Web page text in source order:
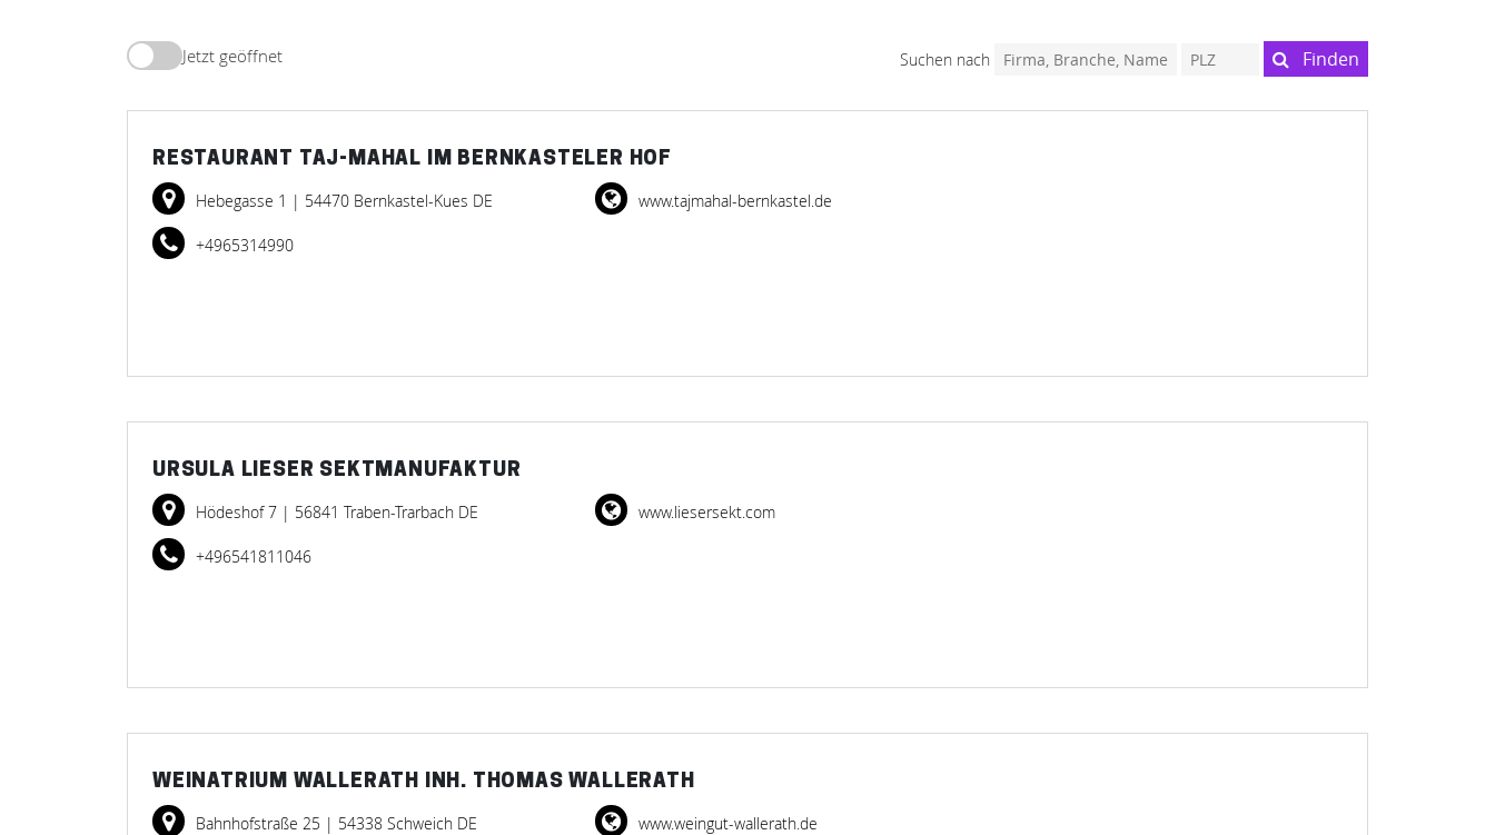
Jetzt geöffnet Suchen nach Finden
RESTAURANT TAJ-MAHAL IM BERNKASTELER HOF
Hebegasse 1 | 54470 Bernkastel-Kues DE
+4965314990
www.tajmahal-bernkastel.de
URSULA LIESER SEKTMANUFAKTUR
Hödeshof 7 | 56841 Traben-Trarbach DE
+496541811046
www.liesersekt.com
WEINATRIUM WALLERATH INH. THOMAS WALLERATH
Bahnhofstraße 25 | 54338 Schweich DE www.weingut-wallerath.de